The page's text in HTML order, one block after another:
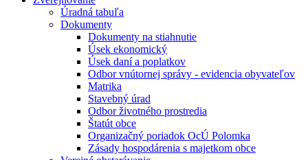
Úradná tabuľa
Dokumenty
Dokumenty na stiahnutie
Úsek ekonomický
Úsek daní a poplatkov
Odbor vnútornej správy - evidencia obyvateľov
Matrika
Stavebný úrad
Odbor životného prostredia
Štatút obce
Organizačný poriadok OcÚ Polomka
Zásady hospodárenia s majetkom obce